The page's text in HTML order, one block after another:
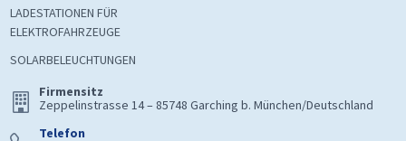
LADESTATIONEN FÜR
ELEKTROFAHRZEUGE
SOLARBELEUCHTUNGEN
Firmensitz
Zeppelinstrasse 14 – 85748 Garching b. München/Deutschland
Telefon